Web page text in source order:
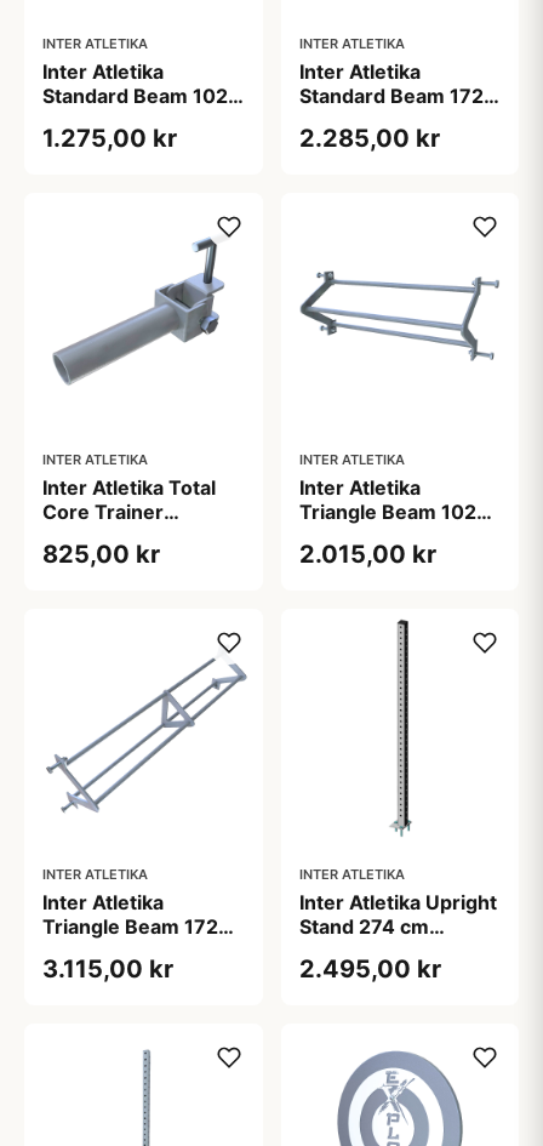
INTER ATLETIKA
Inter Atletika
Standard Beam 102
1.275,00 kr
INTER ATLETIKA
Inter Atletika
Standard Beam 172
2.285,00 kr
INTER ATLETIKA
Inter Atletika Total
Core Trainer
825,00 kr
INTER ATLETIKA
Inter Atletika
Triangle Beam 102
2.015,00 kr
INTER ATLETIKA
Inter Atletika
Triangle Beam 172
3.115,00 kr
INTER ATLETIKA
Inter Atletika Upright
Stand 274 cm
2.495,00 kr